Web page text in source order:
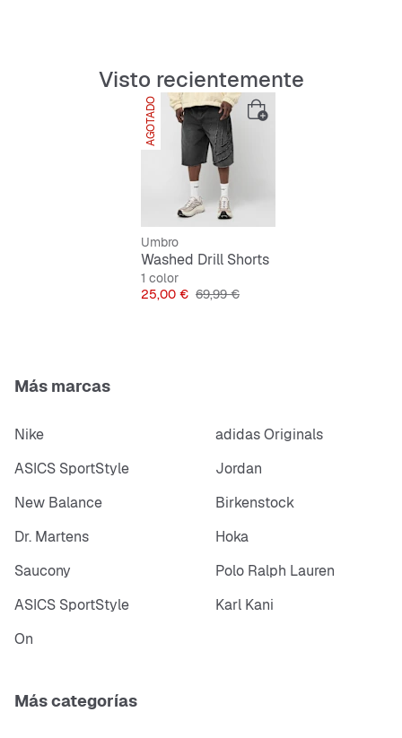
Tejido resistente y transpirable
Bolsillos laterales para tus esenciales
Cintura con botón para un ajuste seguro
Visto recientemente
AGOTADO
Umbro
Washed Drill Shorts
1 color
Precio
25,00 € Precio original
69,99 €
Más marcas
Nike
adidas Originals
ASICS SportStyle
Jordan
New Balance
Birkenstock
Dr. Martens
Hoka
Saucony
Polo Ralph Lauren
ASICS SportStyle
Karl Kani
On
Más categorías